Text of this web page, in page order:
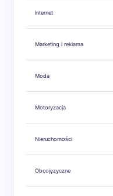
Internet
Marketing i reklama
Moda
Motoryzacja
Nieruchomości
Obcojęzyczne